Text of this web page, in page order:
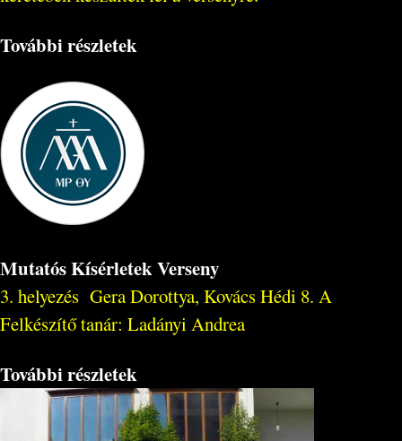
További részletek
Mutatós Kísérletek Verseny
3. helyezés Gera Dorottya, Kovács Hédi 8. A
Felkészítő tanár: Ladányi Andrea
További részletek